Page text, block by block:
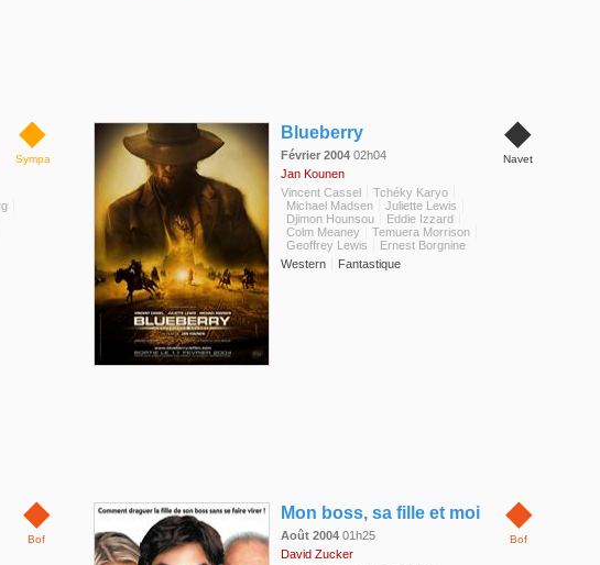
◆
Sympa
◆
Navet
Blueberry
Février 200402h04
Jan Kounen
Vincent Cassel
Tchéky Karyo
Michael Madsen
Juliette Lewis
Djimon Hounsou
Eddie Izzard
Colm Meaney
Temuera Morrison
Geoffrey Lewis
Ernest Borgnine
Western
Fantastique
◆
Bof
◆
Bof
Mon boss, sa fille et moi
Août 200401h25
David Zucker